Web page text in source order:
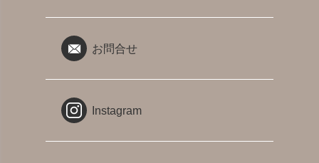
お問合せ
Instagram